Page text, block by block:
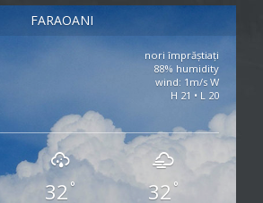
FARAOANI
nori împrăștiați
88% humidity
wind: 1m/s W
H 21 • L 20
32 ° 32 °